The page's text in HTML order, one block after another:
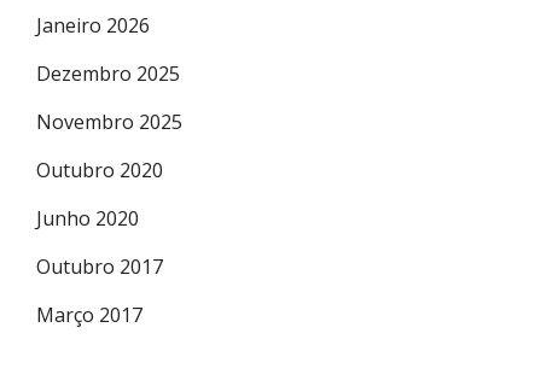
Janeiro 2026
Dezembro 2025
Novembro 2025
Outubro 2020
Junho 2020
Outubro 2017
Março 2017